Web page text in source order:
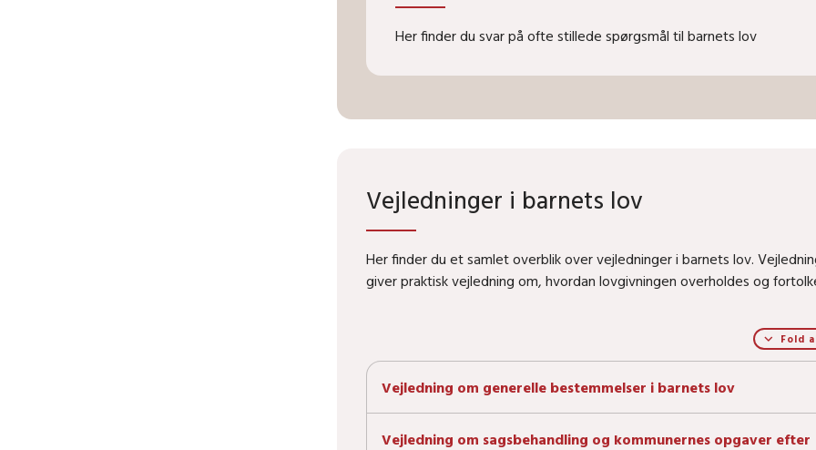
Her finder du svar på ofte stillede spørgsmål til barnets lov
Vejledninger i barnets lov
Her finder du et samlet overblik over vejledninger i barnets lov.
giver praktisk vejledning om, hvordan lovgivningen overholdes og
Fold
Vejledning om generelle bestemmelser i barnets lov
Vejledning om sagsbehandling og kommunernes opgaver efter